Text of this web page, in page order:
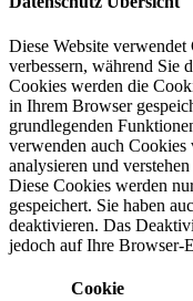
Diese Website
verbessern, während Sie
Cookies werden die
in Ihrem Browser
grundlegenden
verwenden auch
analysieren und
Diese Cookies werden
gespeichert. Sie haben
deaktivieren. Das
jedoch auf Ihre Browser-
Cookie